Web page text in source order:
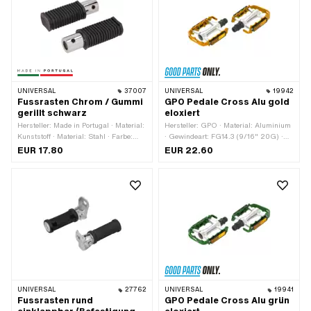
UNIVERSAL 37007
Fussrasten Chrom / Gummi
gerillt schwarz
Hersteller: Made in Portugal · Material:
Kunststoff · Material: Stahl · Farbe:
schwarz · Ø aussen: 27 mm · Breite:
EUR 17.80
UNIVERSAL 19942
GPO Pedale Cross Alu gold
eloxiert
Hersteller: GPO · Material: Aluminium
· Gewindeart: FG14.3 (9/16" 20G) ·
Farbe: gold · Antrieb:
EUR 22.60
UNIVERSAL 27762
Fussrasten rund
UNIVERSAL 19941
GPO Pedale Cross Alu grün